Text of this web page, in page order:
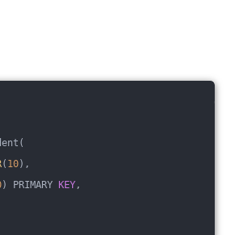
( 10),
) PRIMARY KEY,